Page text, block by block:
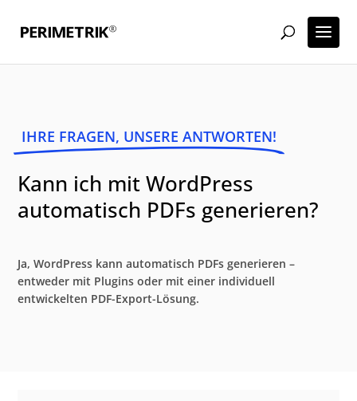
IHRE FRAGEN, UNSERE ANTWORTEN!
Kann ich mit WordPress
automatisch PDFs generieren?
Ja, WordPress kann automatisch PDFs generieren –
entweder mit Plugins oder mit einer individuell
entwickelten PDF-Export-Lösung.